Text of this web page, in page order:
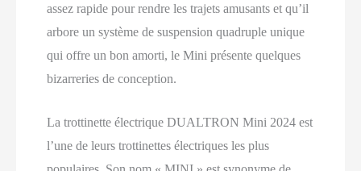
assez rapide pour rendre les trajets amusants et qu’il
arbore un système de suspension quadruple unique
qui offre un bon amorti, le Mini présente quelques
bizarreries de conception.
La trottinette électrique DUALTRON Mini 2024 est
l’une de leurs trottinettes électriques les plus